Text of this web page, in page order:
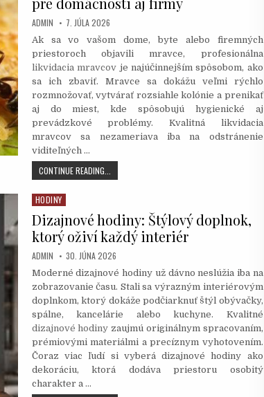
OVPLYVŇUJE
AUTHOR:
ADMIN PUBLISHED
DATE:
7. JÚLA 2026
Ak sa vo vašom dome, byte alebo firemných
priestoroch objavili mravce, profesionálna
likvidacia mravcov je najúčinnejším spôsobom, ako
sa ich zbaviť. Mravce sa dokážu veľmi rýchlo
rozmnožovať, vytvárať rozsiahle kolónie a prenikať
aj do miest, kde spôsobujú hygienické aj
prevádzkové problémy. Kvalitná likvidacia
mravcov sa nezameriava iba na odstránenie
viditeľných …
CONTINUE READING...
MRAVCOV:
PRE
DOMÁCNOSTI
AJ
FIRMY
Posted
in
HODINY
Dizajnové hodiny: Štýlový doplnok,
ktorý oživí každý interiér
AUTHOR:
ADMIN PUBLISHED
DATE:
30. JÚNA 2026
Moderné dizajnové hodiny už dávno neslúžia iba na
zobrazovanie času. Stali sa výrazným interiérovým
doplnkom, ktorý dokáže podčiarknuť štýl obývačky,
spálne, kancelárie alebo kuchyne. Kvalitné
dizajnové hodiny zaujmú originálnym spracovaním,
prémiovými materiálmi a precíznym vyhotovením.
Čoraz viac ľudí si vyberá dizajnové hodiny ako
dekoráciu, ktorá dodáva priestoru osobitý
charakter a …